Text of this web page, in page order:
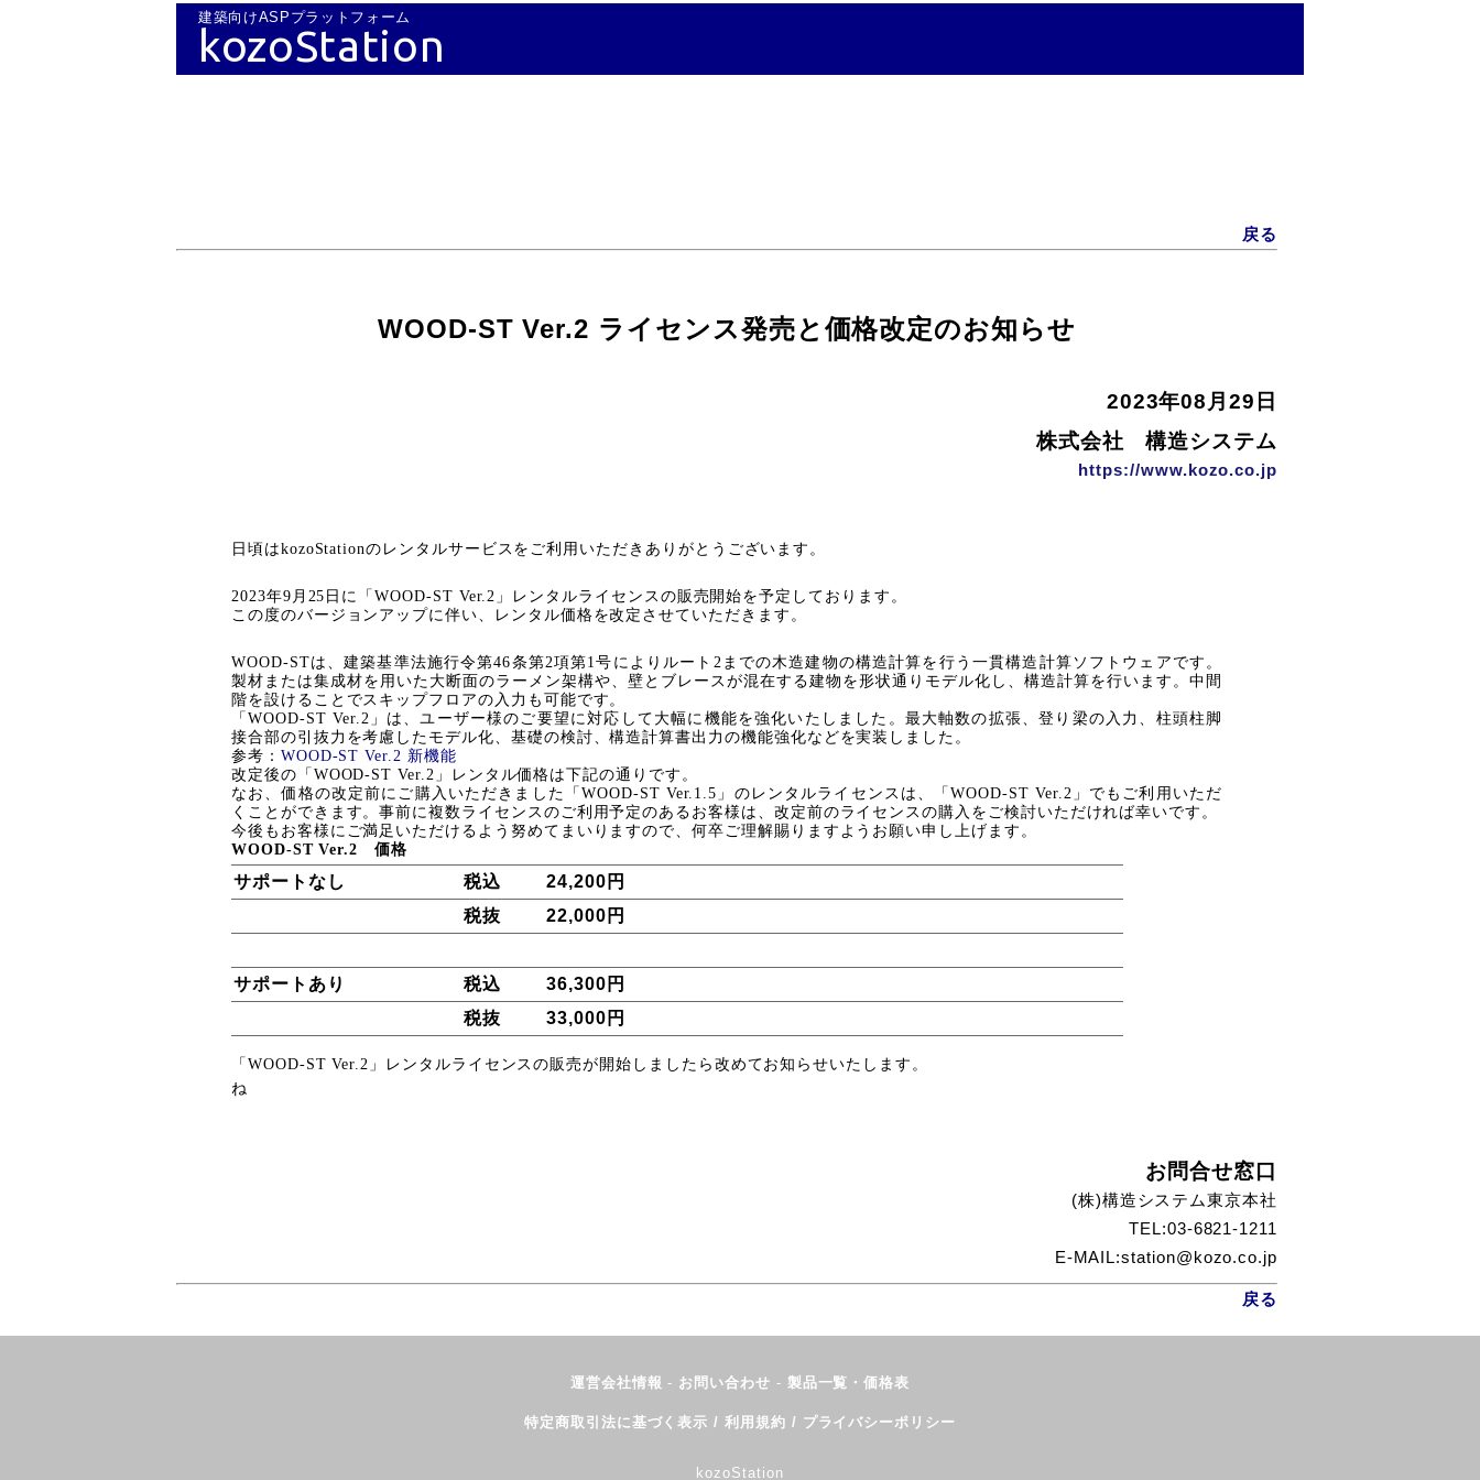
kozoStation
建築向けASPプラットフォーム
戻る
WOOD-ST Ver.2 ライセンス発売と価格改定のお知らせ
2023年08月29日
株式会社 構造システム
https://www.kozo.co.jp
日頃はkozoStationのレンタルサービスをご利用いただきありがとうございます。
2023年9月25日 に「WOOD-ST Ver.2」レンタルライセンスの販売開始を予定しております。
この度のバージョンアップに伴い、レンタル価格を改定させていただきます。
WOOD-STは、建築基準法施行令第46条第2項第1号によりルート2までの木造建物の構造計算を行う一貫構造計算ソフトウェアです。
製材または集成材を用いた大断面のラーメン架構や、壁とブレースが混在する建物を形状通りモデル化し、構造計算を行います。中間
階を設けることでスキップフロアの入力も可能です。
「WOOD-ST Ver.2」は、ユーザー様のご要望に対応して大幅に機能を強化いたしました。最大軸数の拡張、登り梁の入力、柱頭柱脚
接合部の引抜力を考慮したモデル化、基礎の検討、構造計算書出力の機能強化などを実装しました。
参考： WOOD-ST Ver.2 新機能
改定後の「WOOD-ST Ver.2」レンタル価格は下記の通りです。
なお、価格の改定前にご購入いただきました「WOOD-ST Ver.1.5」のレンタルライセンスは、「WOOD-ST Ver.2」でもご利用いただ
くことができます。事前に複数ライセンスのご利用予定のあるお客様は、改定前のライセンスの購入をご検討いただければ幸いです。
今後もお客様にご満足いただけるよう努めてまいりますので、何卒ご理解賜りますようお願い申し上げます。
WOOD-ST Ver.2 価格
サポートなし 税込
24,200円
税抜
22,000円
サポートあり 税込
36,300円
税抜
33,000円
「WOOD-ST Ver.2」レンタルライセンスの販売が開始しましたら改めてお知らせいたします。
ね
お問合せ窓口
(株)構造システム東京本社
TEL:03-6821-1211
E-MAIL:station@kozo.co.jp
戻る
運営会社情報- お問い合わせ - 製品一覧・価格表
特定商取引法に基づく表示 / 利用規約 / プライバシーポリシー
kozoStation